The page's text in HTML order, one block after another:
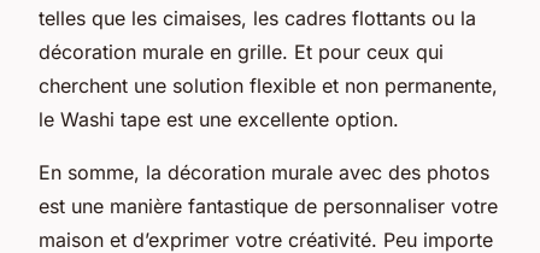
telles que les cimaises, les cadres flottants ou la
décoration murale en grille. Et pour ceux qui
cherchent une solution flexible et non permanente,
le Washi tape est une excellente option.
En somme, la décoration murale avec des photos
est une manière fantastique de personnaliser votre
maison et d’exprimer votre créativité. Peu importe